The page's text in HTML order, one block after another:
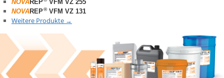
NOVAREP VFM VZ 255
NOVAREP®VFM VZ 131
Weitere Produkte →